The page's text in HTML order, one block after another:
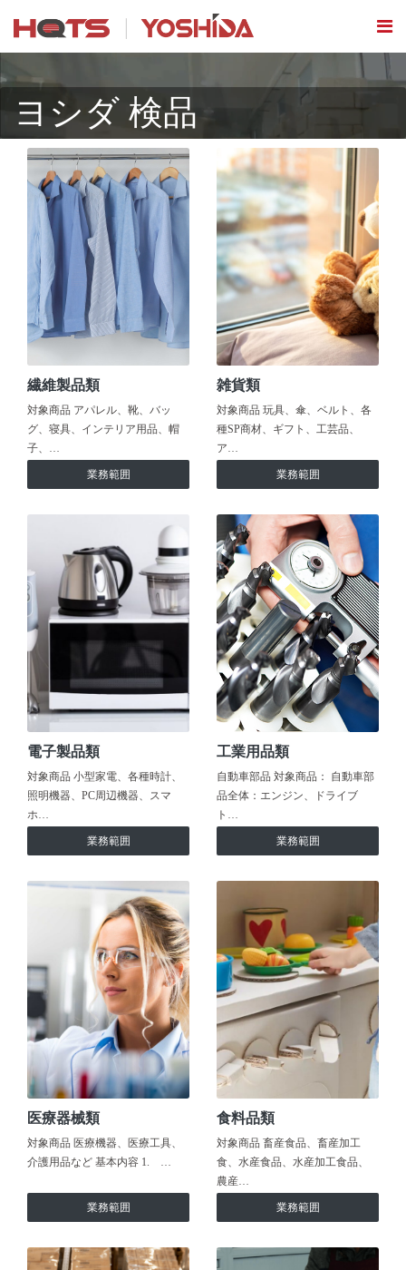
ヨシダ 検品
繊維製品類
対象商品 アパレル、靴、バッ
グ、寝具、インテリア用品、帽
子、…
業務範囲
雑貨類
対象商品 玩具、傘、ベルト、各
種SP商材、ギフト、工芸品、
ア…
業務範囲
電子製品類
対象商品 小型家電、各種時計、
照明機器、PC周辺機器、スマ
ホ…
業務範囲
工業用品類
自動車部品 対象商品： 自動車部
品全体：エンジン、ドライブ
ト…
業務範囲
医療器械類
対象商品 医療機器、医療工具、
介護用品など 基本内容 1. …
業務範囲
食料品類
対象商品 畜産食品、畜産加工
食、水産食品、水産加工食品、
農産…
業務範囲